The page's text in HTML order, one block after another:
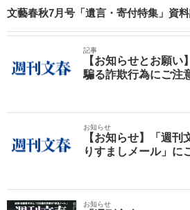
文藝春秋7月号「遺言・寄付特集」資
記事
【お知らせとお願い
騙る詐欺行為にご注
お知らせ
【お知らせ】「週
りすましメール」に
お知らせ